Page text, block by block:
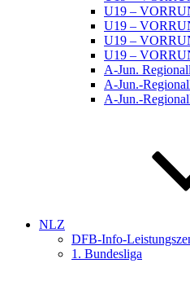
U19 –
U19 –
U19 –
U19 –
A-Jun.
A-Jun.-
A-Jun.-
NLZ
DFB-Info-
1. Bundesliga